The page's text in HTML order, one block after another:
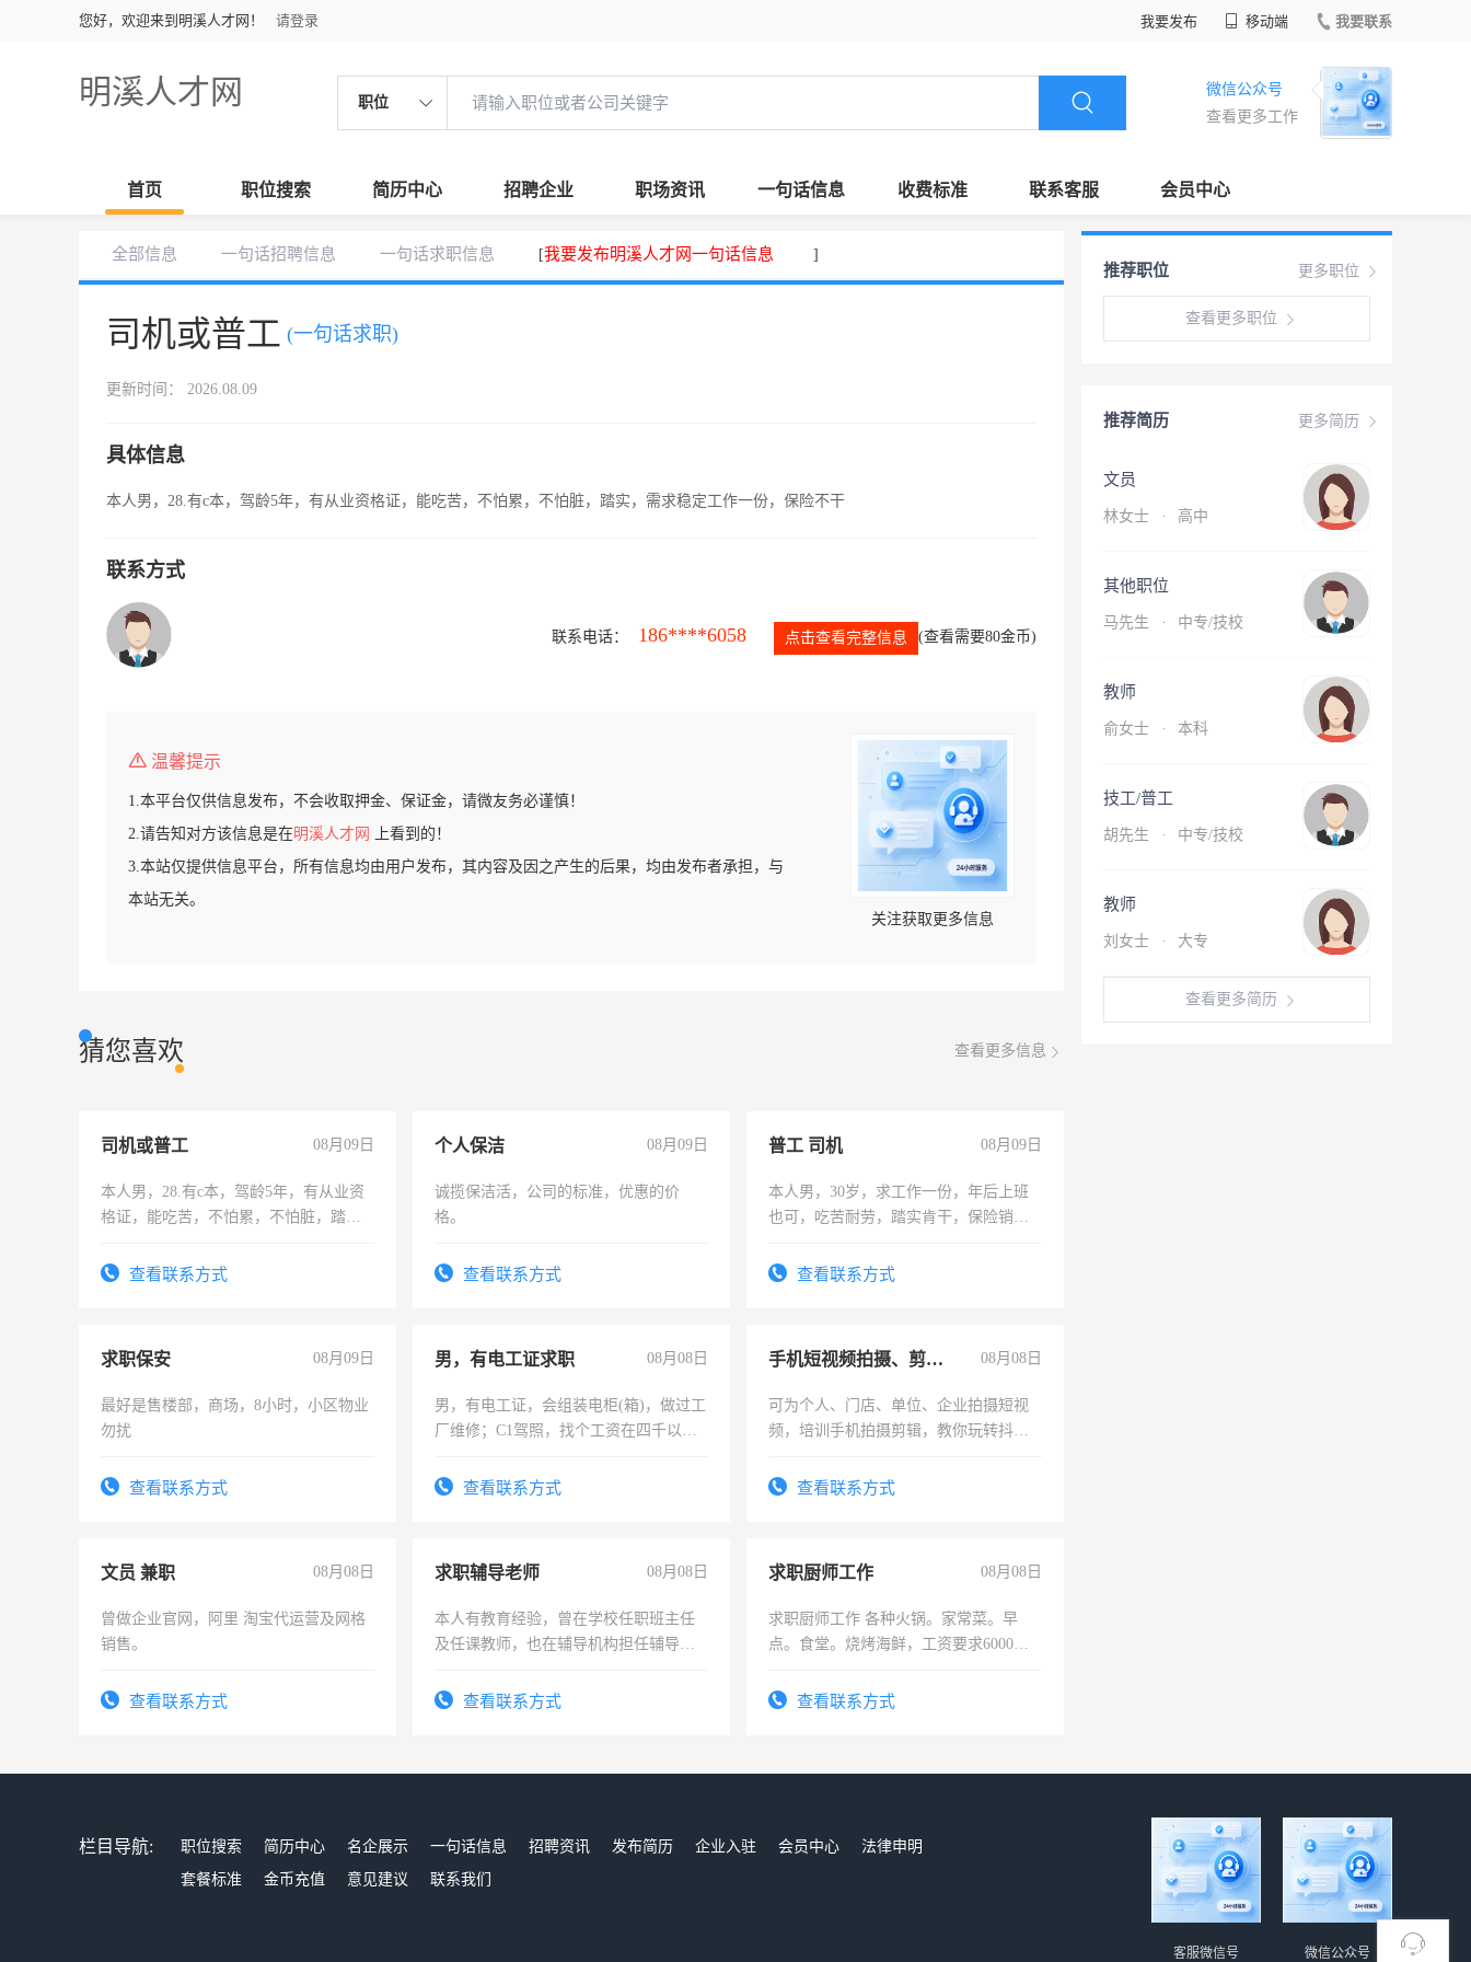
您好，欢迎来到明溪人才网！ 请登录 我要发布 移动端 我要联系
明溪人才网 职位
微信公众号
查看更多工作
首页 职位搜索 简历中心 招聘企业 职场资讯 一句话信息 收费标准 联系客服 会员中心
全部信息 一句话招聘信息 一句话求职信息 [我要发布明溪人才网一句话信息 ]
司机或普工 (一句话求职)
更新时间： 2026.08.09
具体信息
本人男，28.有c本，驾龄5年，有从业资格证，能吃苦，不怕累，不怕脏，踏实，需求稳定工作一份，保险不干
联系方式
联系电话： 186****6058 点击查看完整信息 (查看需要80金币)
温馨提示
1.本平台仅供信息发布，不会收取押金、保证金，请微友务必谨慎！
2.请告知对方该信息是在明溪人才网
上看到的！
3.本站仅提供信息平台，所有信息均由用户发布，其内容及因之产生的后果，均由发布者承担，与
本站无关。
关注获取更多信息
猜您喜欢 查看更多信息
司机或普工 08月09日
本人男，28.有c本，驾龄5年，有从业资
格证，能吃苦，不怕累，不怕脏，踏
查看联系方式
个人保洁 08月09日
诚揽保洁活，公司的标准，优惠的价
格。
查看联系方式
普工 司机 08月09日
本人男，30岁，求工作一份，年后上班
也可，吃苦耐劳，踏实肯干，保险销售
查看联系方式
求职保安 08月09日
最好是售楼部，商场，8小时，小区物业
勿扰
查看联系方式
男，有电工证求职 08月08日
男，有电工证，会组装电柜(箱)，做过工
厂维修；C1驾照，找个工资在四千以
电话查看联系方式
手机短视频拍摄、剪辑、抖音快手 08月08日
可为个人、门店、单位、企业拍摄短视
频，培训手机拍摄剪辑，教你玩转抖音
频，培训手机拍摄剪辑，教你玩转抖
查看联系方式
文员 兼职 08月08日
曾做企业官网，阿里 淘宝代运营及网格
销售。
查看联系方式
求职辅导老师 08月08日
本人有教育经验，曾在学校任职班主任
及任课教师，也在辅导机构担任辅导教
查看联系方式
求职厨师工作 08月08日
求职厨师工作 各种火锅。家常菜。早
点。食堂。烧烤海鲜，工资要求6000以
查看联系方式
更多职位
推荐职位
查看更多职位
更多简历
推荐简历
文员
林女士 · 高中
其他职位
马先生 · 中专/技校
教师
俞女士 · 本科
技工/普工
胡先生 · 中专/技校
教师
刘女士 · 大专
查看更多简历
栏目导航: 职位搜索 简历中心 名企展示 一句话信息 招聘资讯 发布简历 企业入驻 会员中心
法律申明
套餐标准
金币充值 意见建议 联系我们
微信公众号
客服微信号